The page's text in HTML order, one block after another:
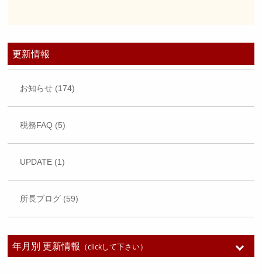
更新情報
お知らせ (174)
税務FAQ (5)
UPDATE (1)
所長ブログ (59)
年月別 更新情報 （clickして下さい）